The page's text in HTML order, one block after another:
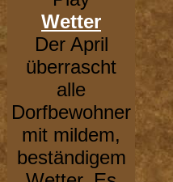
Wetter
Der April
überrascht
alle
Dorfbewohner
mit mildem,
beständigem